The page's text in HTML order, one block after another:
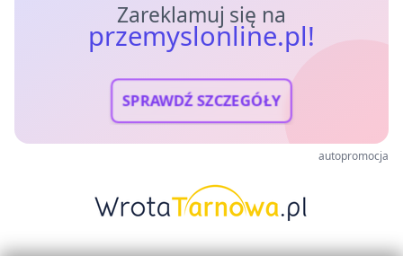
Zareklamuj się na
przemyslonline.pl!
SPRAWDŹ SZCZEGÓŁY
autopromocja